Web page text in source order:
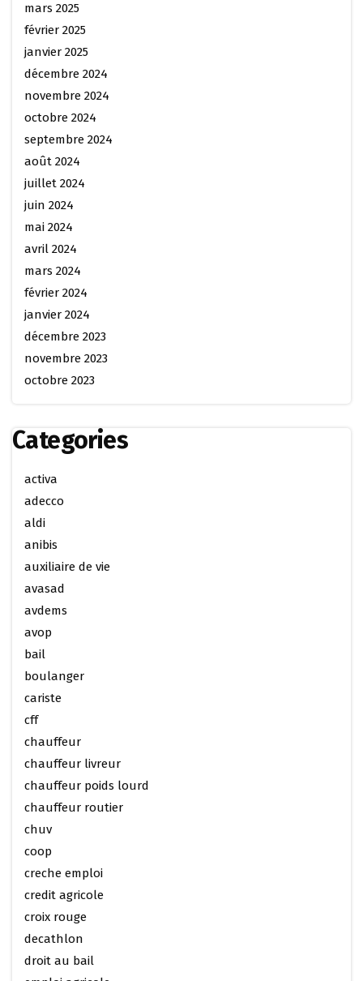
mars 2025
février 2025
janvier 2025
décembre 2024
novembre 2024
octobre 2024
septembre 2024
août 2024
juillet 2024
juin 2024
mai 2024
avril 2024
mars 2024
février 2024
janvier 2024
décembre 2023
novembre 2023
octobre 2023
Categories
activa
adecco
aldi
anibis
auxiliaire de vie
avasad
avdems
avop
bail
boulanger
cariste
cff
chauffeur
chauffeur livreur
chauffeur poids lourd
chauffeur routier
chuv
coop
creche emploi
credit agricole
croix rouge
decathlon
droit au bail